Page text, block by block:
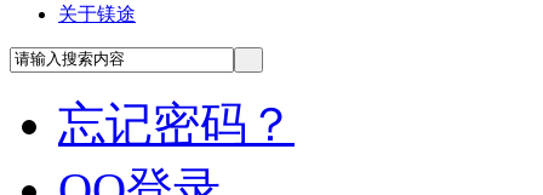
关于镁途
忘记密码？